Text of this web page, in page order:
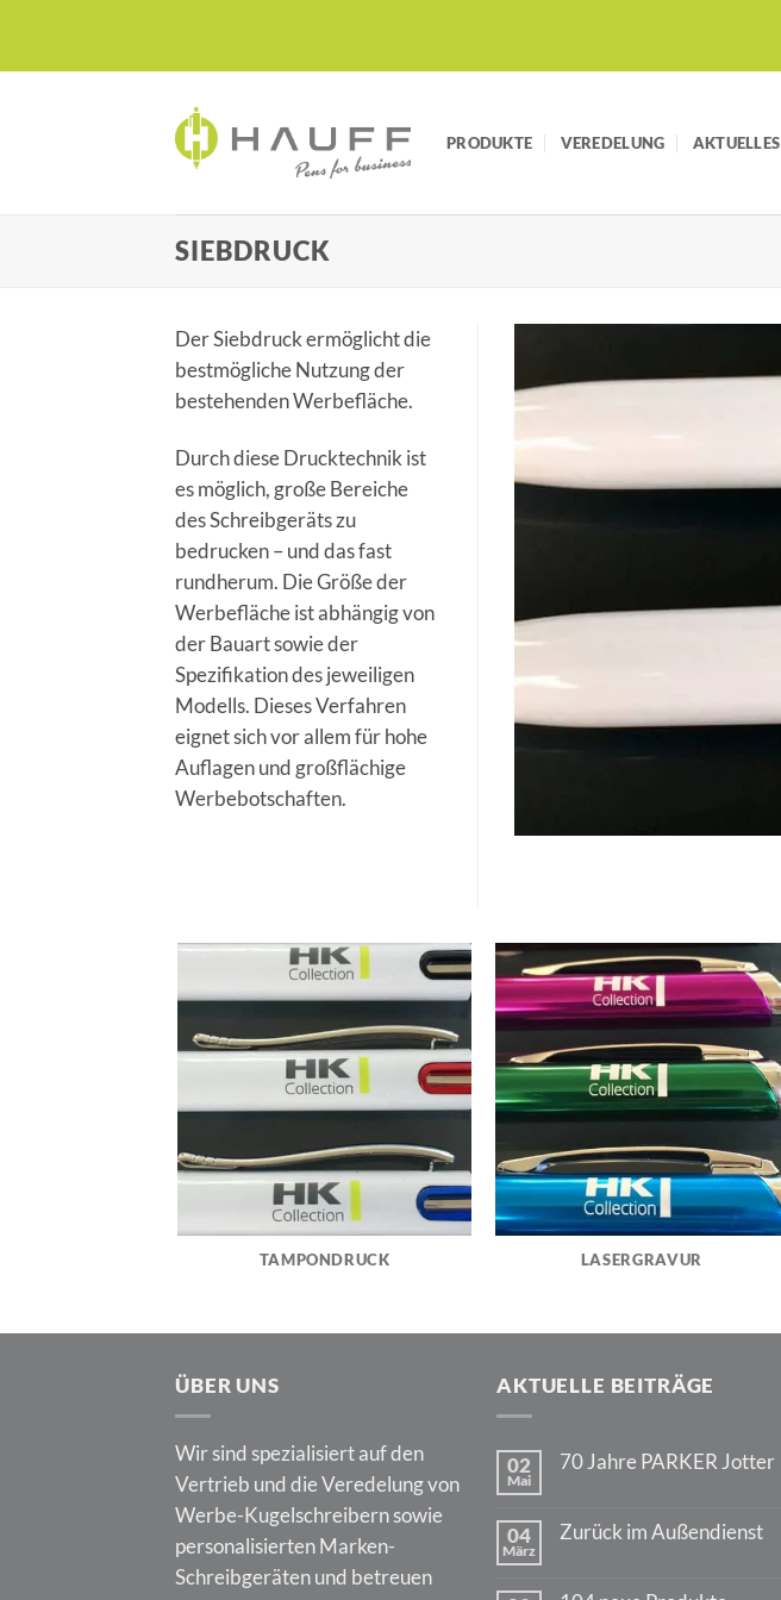
springen
PRODUKTE VEREDELUNG AKTUELLES
SIEBDRUCK
Der Siebdruck ermöglicht die
bestmögliche Nutzung der
bestehenden Werbefläche.
Durch diese Drucktechnik ist
es möglich, große Bereiche
des Schreibgeräts zu
bedrucken – und das fast
rundherum. Die Größe der
Werbefläche ist abhängig von
der Bauart sowie der
Spezifikation des jeweiligen
Modells. Dieses Verfahren
eignet sich vor allem für hohe
Auflagen und großflächige
Werbebotschaften.
TAMPONDRUCK LASERGRAVUR
ÜBER UNS
Wir sind spezialisiert auf den
Vertrieb und die Veredelung von
Werbe-Kugelschreibern sowie
personalisierten Marken-
Schreibgeräten und betreuen
AKTUELLE BEITRÄGE
02
Mai
70 Jahre PARKER Jotter
zu
70
04
März
Zurück im Außendienst
zu